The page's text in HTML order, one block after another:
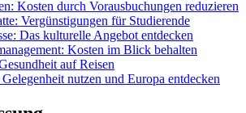
Kosten durch Vorausbuchungen reduzieren
Vergünstigungen für Studierende
Das kulturelle Angebot entdecken
Kosten im Blick behalten
auf Reisen
nutzen und Europa entdecken